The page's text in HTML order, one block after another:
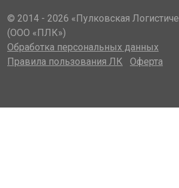
© 2014 - 2026 «Пулковская
(ООО «ПЛК»)
Обработка персональных данных
Правила пользования ЛК
Оферта